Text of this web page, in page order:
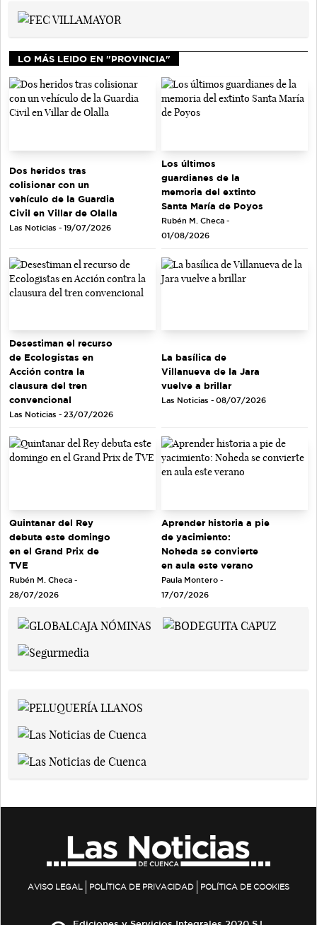
LO MÁS LEIDO EN "PROVINCIA"
Dos heridos tras
colisionar con un
vehículo de la Guardia
Civil en Villar de Olalla
Las Noticias - 19/07/2026
Los últimos
guardianes de la
memoria del extinto
Santa María de Poyos
Rubén M. Checa -
01/08/2026
Desestiman el recurso
de Ecologistas en
Acción contra la
clausura del tren
convencional
Las Noticias - 23/07/2026
La basílica de
Villanueva de la Jara
vuelve a brillar
Las Noticias - 08/07/2026
Quintanar del Rey
debuta este domingo
en el Grand Prix de
TVE
Rubén M. Checa -
28/07/2026
Aprender historia a pie
de yacimiento:
Noheda se convierte
en aula este verano
Paula Montero -
17/07/2026
AVISO LEGAL POLÍTICA DE PRIVACIDAD POLÍTICA DE COOKIES